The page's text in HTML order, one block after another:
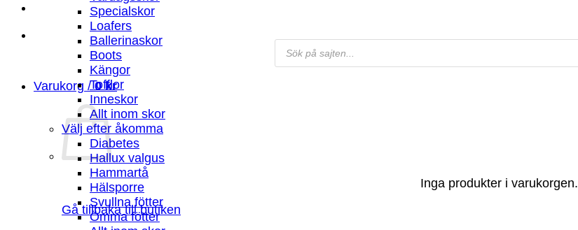
Products
search
Varukorg /0kr
Inga produkter i varukorgen.
Gå tillbaka till butiken
Specialskor
Loafers
Ballerinaskor
Boots
Kängor
Tofflor
Inneskor
Allt inom skor
Välj efter åkomma
Diabetes
Hallux valgus
Hammartå
Hälsporre
Svullna fötter
Ömma fötter